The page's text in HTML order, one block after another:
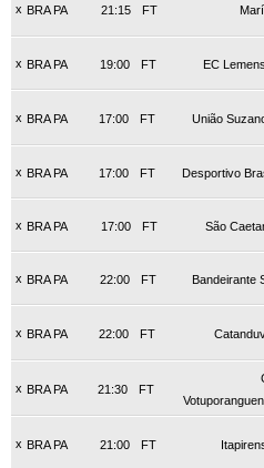
x BRA PA FT
21:15
x BRA PA FT
19:00 EC
x BRA PA FT
17:00 União
x BRA PA FT
17:00 Desportivo
x BRA PA FT
17:00 São
x BRA PA FT
22:00 Bandeirante
x BRA PA FT
22:00
x BRA PA FT
21:30
x BRA PA FT
21:00